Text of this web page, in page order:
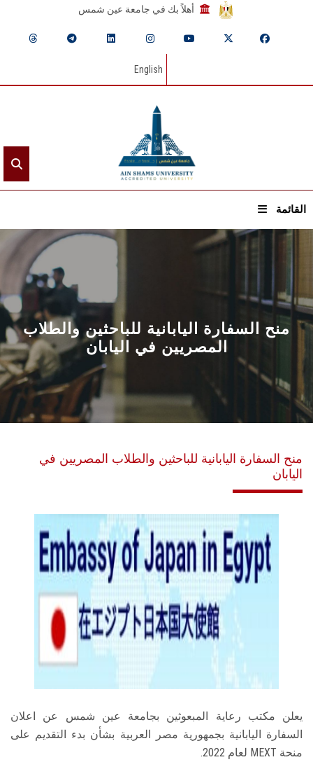
أهلاً بك في جامعة عين شمس
English
القائمة
الرئيسيـة
عن الجامعة
القطاعـات
الشئون الأكاديمية
البحث العلمي
الأنظمة الذكية
تواصل معنا
الدراسات العليا
منح السفارة اليابانية للباحثين والطلاب
المصريين في اليابان
منح السفارة اليابانية للباحثين والطلاب المصريين في
اليابان
يعلن مكتب رعاية المبعوثين بجامعة عين شمس عن اعلان
السفارة اليابانية بجمهورية مصر العربية بشأن بدء التقديم على
منحة MEXT لعام 2022.